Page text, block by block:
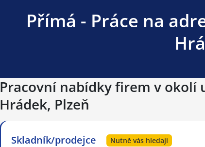
Přímá - Práce na
Pracovní nabídky firem v okolí
Hrádek, Plzeň
Skladník/prodejce Nutně vás hledají